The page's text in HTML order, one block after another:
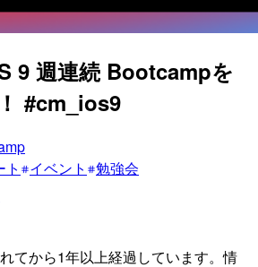
9 週連続 Bootcampを
#cm_ios9
イベント
勉強会
てから1年以上経過しています。情